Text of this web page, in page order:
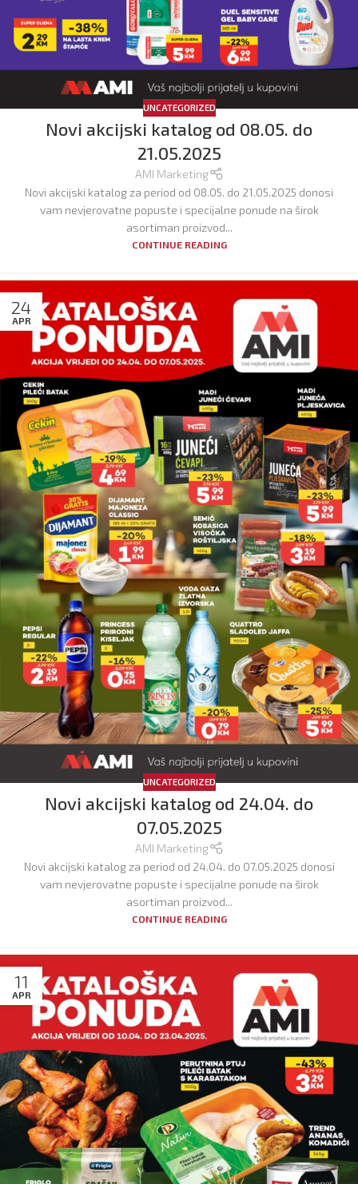
UNCATEGORIZED
Novi akcijski katalog od 08.05. do
21.05.2025
AMI Marketing
Novi akcijski katalog za period od 08.05. do 21.05.2025 donosi
vam nevjerovatne popuste i specijalne ponude na širok
asortiman proizvod...
CONTINUE READING
24
APR
UNCATEGORIZED
Novi akcijski katalog od 24.04. do
07.05.2025
AMI Marketing
Novi akcijski katalog za period od 24.04. do 07.05.2025 donosi
vam nevjerovatne popuste i specijalne ponude na širok
asortiman proizvod...
CONTINUE READING
11
APR